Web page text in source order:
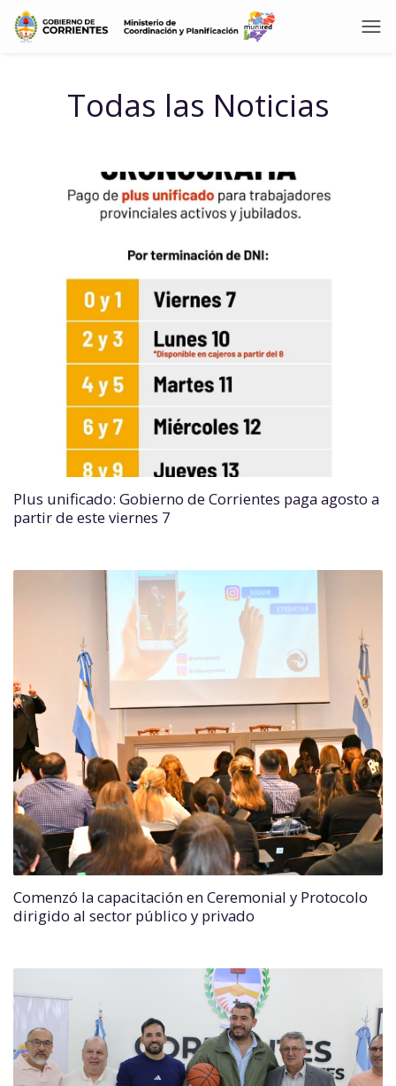
Todas las Noticias
Plus unificado: Gobierno de Corrientes paga agosto a
partir de este viernes 7
Comenzó la capacitación en Ceremonial y Protocolo
dirigido al sector público y privado